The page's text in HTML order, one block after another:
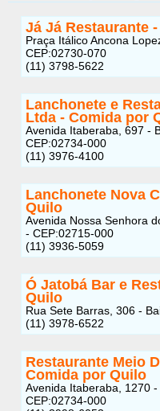
Já Já Restaurante
Praça Itálico Ancona
CEP:02730-070
(11) 3798-5622
Lanchonete e
Ltda - Comida por
Avenida Itaberaba, 697 -
CEP:02734-000
(11) 3976-4100
Lanchonete Nova
Quilo
Avenida Nossa Senhora
- CEP:02715-000
(11) 3936-5059
Ó Jatobá Bar e
Quilo
Rua Sete Barras, 306 -
(11) 3978-6522
Restaurante Meio
Comida por Quilo
Avenida Itaberaba, 1270
CEP:02734-000